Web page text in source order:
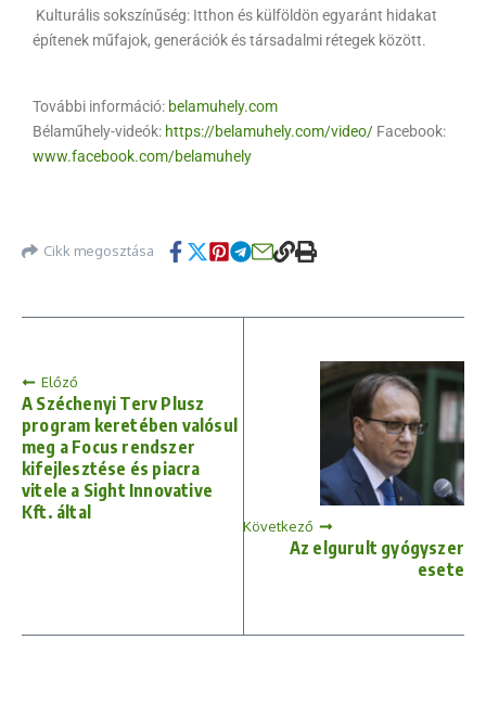
Kulturális sokszínűség: Itthon és külföldön egyaránt hidakat
építenek műfajok, generációk és társadalmi rétegek között.
További információ: belamuhely.com
Bélaműhely-videók: https://belamuhely.com/video/ Facebook:
www.facebook.com/belamuhely
Cikk megosztása
Előző
A Széchenyi Terv Plusz
program keretében valósul
meg a Focus rendszer
kifejlesztése és piacra
vitele a Sight Innovative
Kft. által
Következő
Az elgurult gyógyszer
esete